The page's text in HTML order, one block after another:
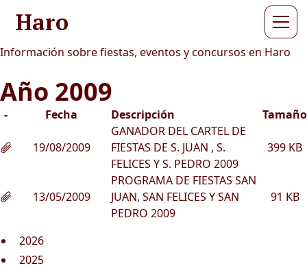
Haro
Información sobre fiestas, eventos y concursos en Haro
Año 2009
- Fecha Descripción Tamaño
19/08/2009
GANADOR DEL CARTEL DE
FIESTAS DE S. JUAN , S.
FELICES Y S. PEDRO 2009
399 KB
13/05/2009
PROGRAMA DE FIESTAS SAN
JUAN, SAN FELICES Y SAN
PEDRO 2009
91 KB
2026
2025